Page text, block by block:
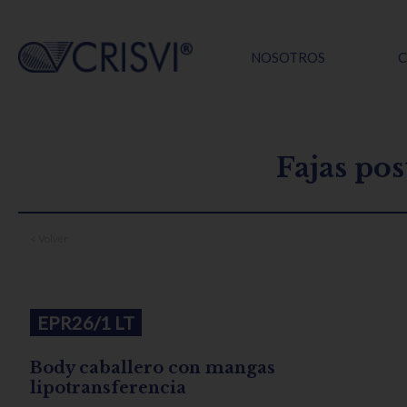
NOSOTROS
Fajas
EPR26/1 LT
Body caballero con mangas
lipotransferencia